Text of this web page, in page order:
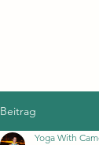
Beitrag
Yoga With